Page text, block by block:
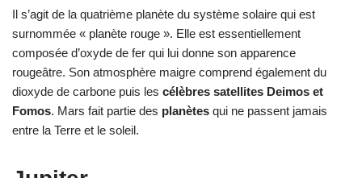
Il s’agit de la quatrième planète du système solaire qui est
surnommée « planète rouge ». Elle est essentiellement
composée d’oxyde de fer qui lui donne son apparence
rougeâtre. Son atmosphère maigre comprend également du
dioxyde de carbone puis les célèbres satellites Deimos et
Fomos. Mars fait partie des planètes qui ne passent jamais
entre la Terre et le soleil.